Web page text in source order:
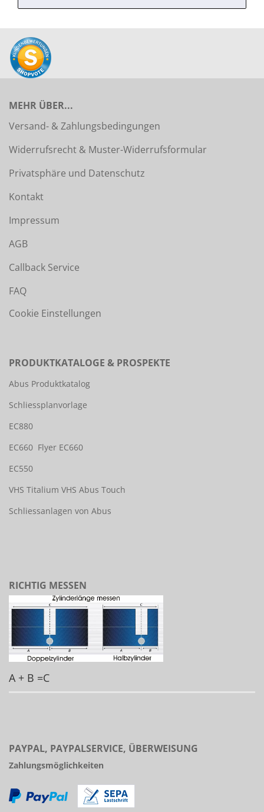
MEHR ÜBER...
Versand- & Zahlungsbedingungen
Widerrufsrecht & Muster-Widerrufsformular
Privatsphäre und Datenschutz
Kontakt
Impressum
AGB
Callback Service
FAQ
Cookie Einstellungen
PRODUKTKATALOGE & PROSPEKTE
Abus Produktkatalog
Schliessplanvorlage
EC880
EC660 Flyer EC660
EC550
VHS Titalium VHS Abus Touch
Schliessanlagen von Abus
RICHTIG MESSEN
A + B =C
PAYPAL, PAYPALSERVICE, ÜBERWEISUNG
Zahlungsmöglichkeiten